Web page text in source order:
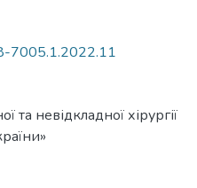
7005.1.2022.11
та невідкладної хірургії